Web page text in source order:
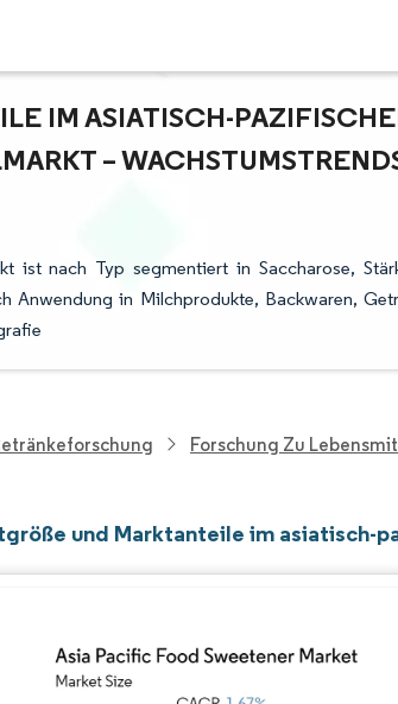
IM ASIATISCH-
– WACHSTUMSTRENDS
ist nach Typ segmentiert in Saccharose,
Anwendung in Milchprodukte, Backwaren,
Forschung Zu
und Marktanteile im asiatisch-